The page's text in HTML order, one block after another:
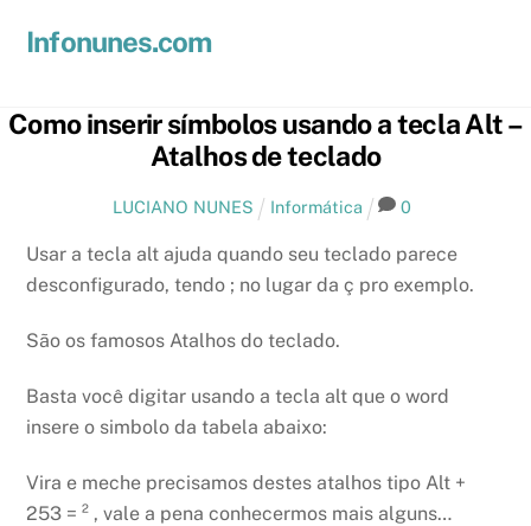
Infonunes.com
Como inserir símbolos usando a tecla Alt –
Atalhos de teclado
LUCIANO NUNES Informática 0
Usar a tecla alt ajuda quando seu teclado parece
desconfigurado, tendo ; no lugar da ç pro exemplo.
São os famosos Atalhos do teclado.
Basta você digitar usando a tecla alt que o word
insere o simbolo da tabela abaixo:
Vira e meche precisamos destes atalhos tipo Alt +
253 = ² , vale a pena conhecermos mais alguns…